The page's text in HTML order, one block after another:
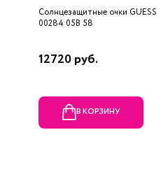
Солнцезащитные очки GUESS
00284 05B 58
12720 руб.
В КОРЗИНУ